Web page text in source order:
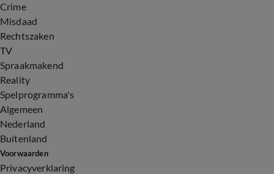
Crime
Misdaad
Rechtszaken
TV
Spraakmakend
Reality
Spelprogramma's
Algemeen
Nederland
Buitenland
Voorwaarden
Privacyverklaring